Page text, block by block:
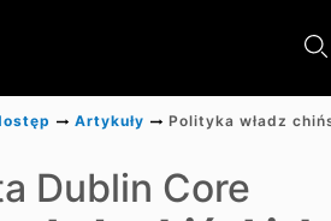
Artykuły
Dublin Core